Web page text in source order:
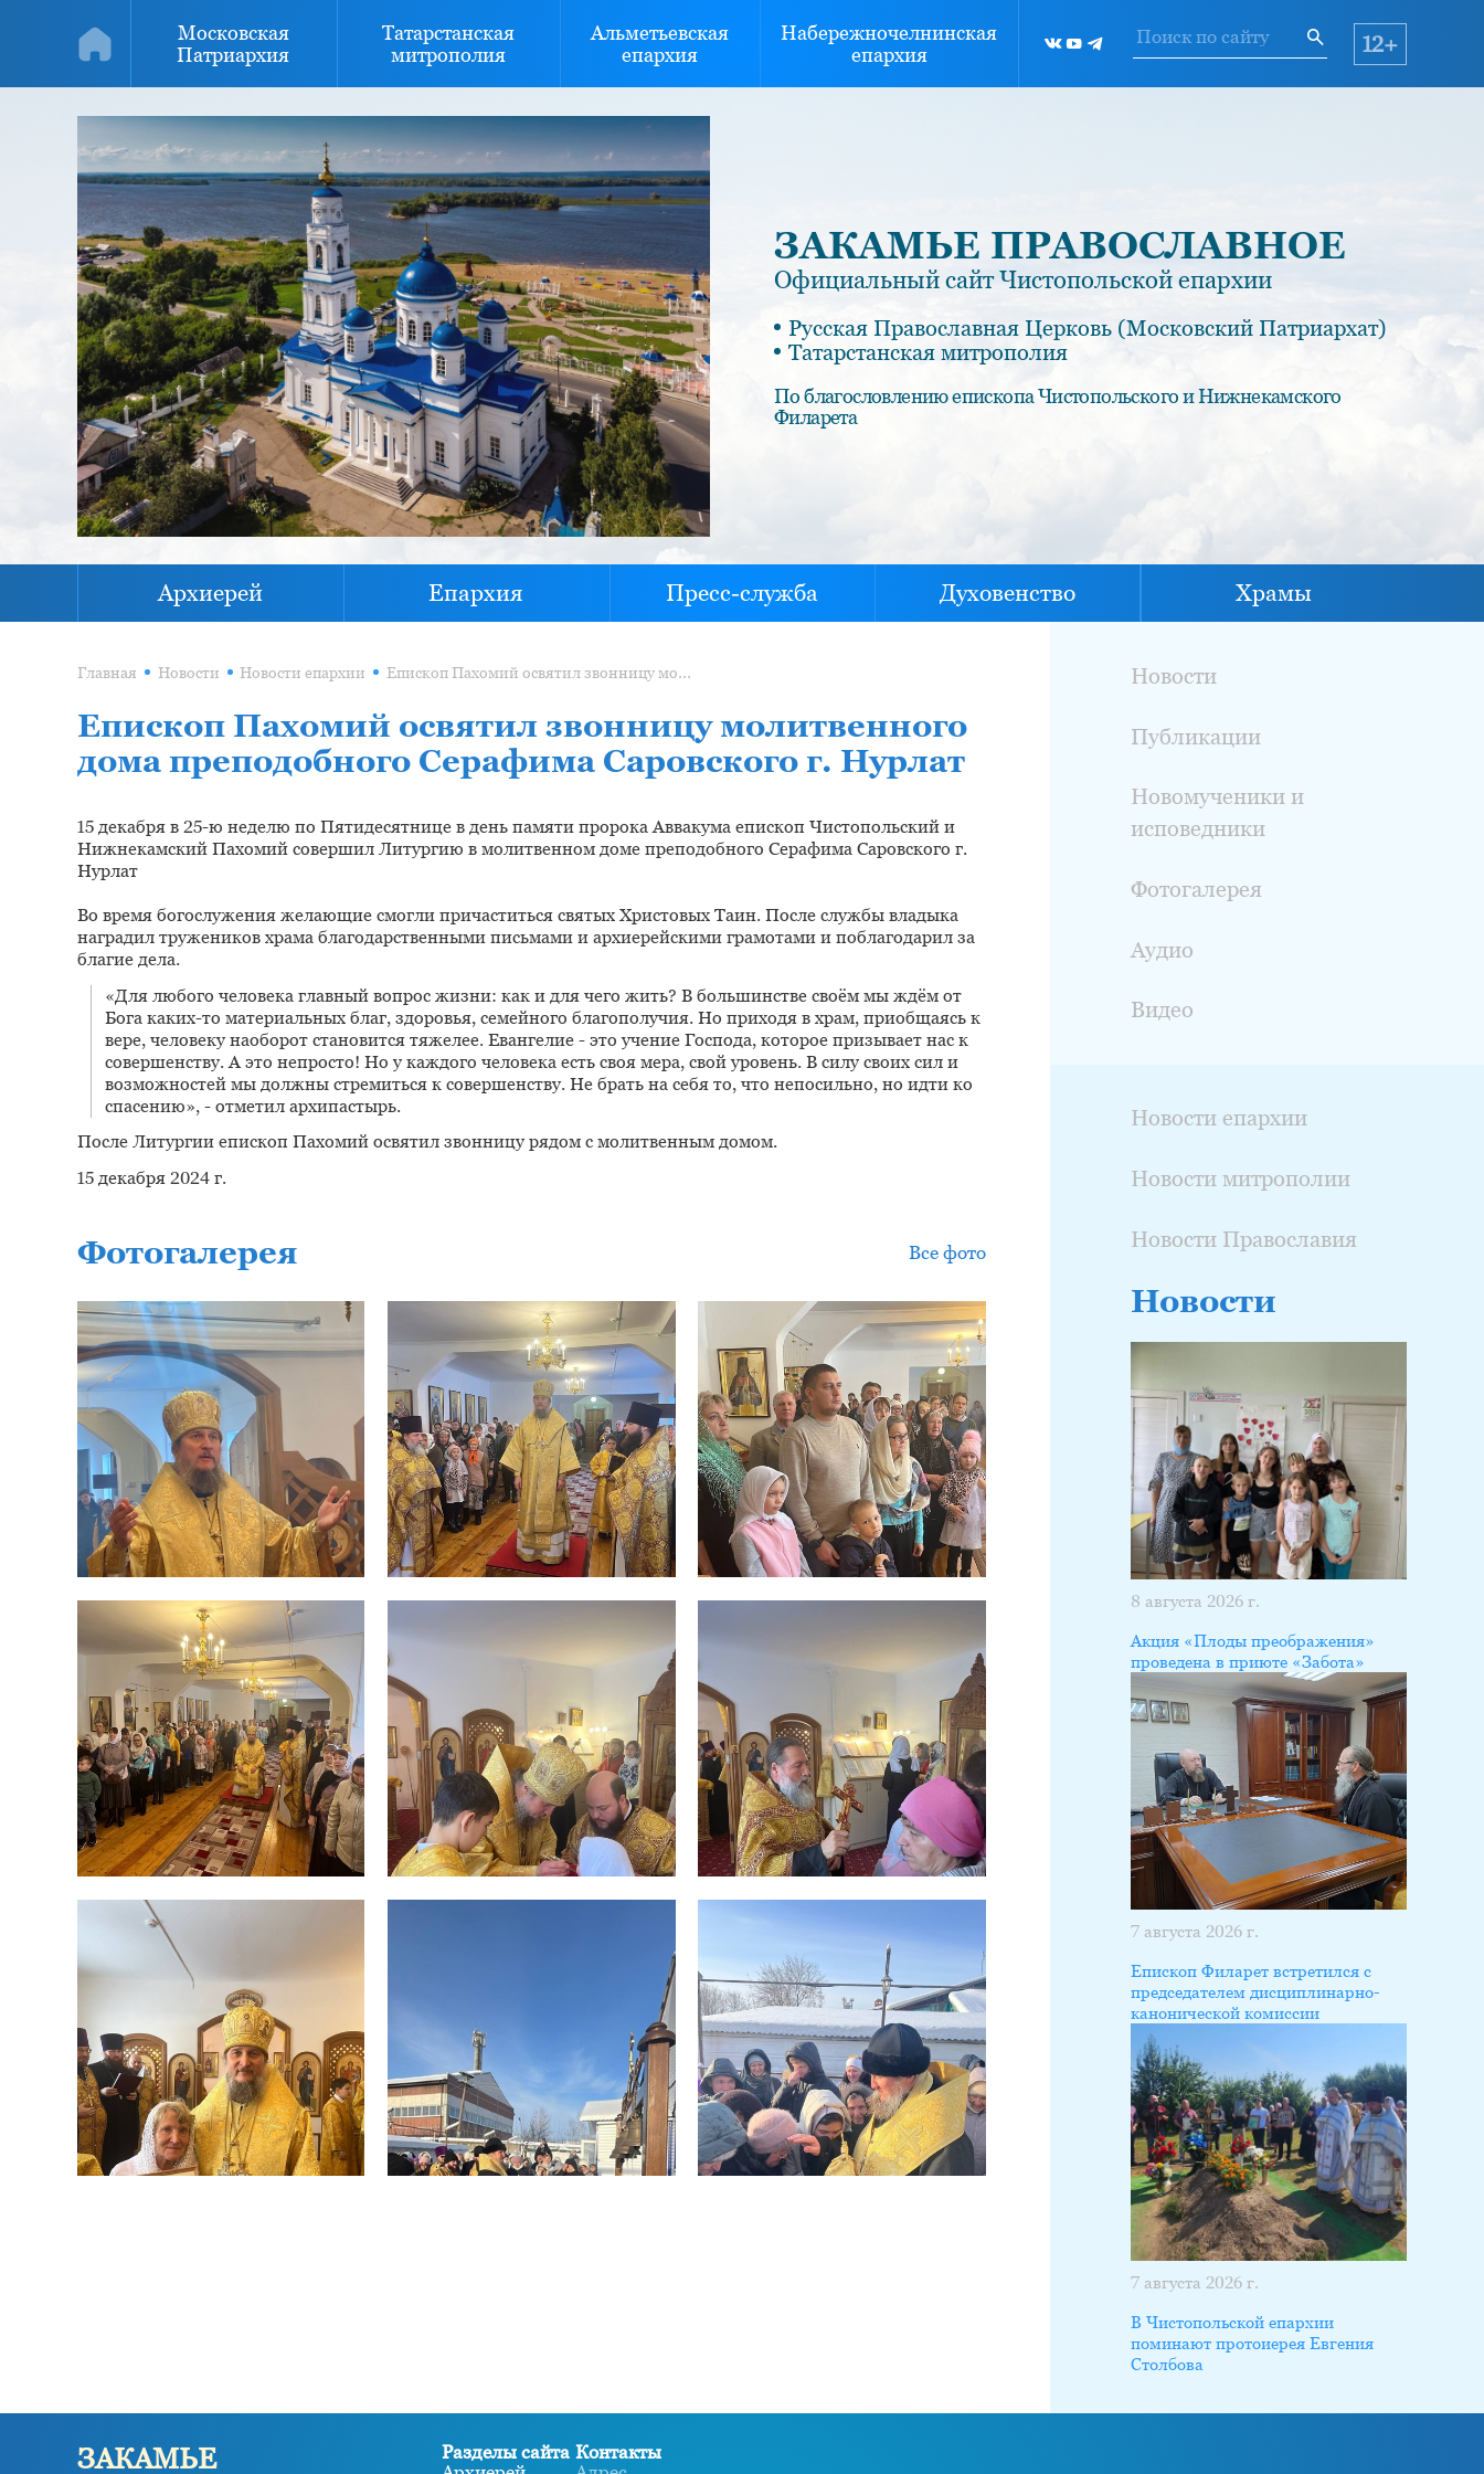
Московская
Патриархия
Татарстанская
митрополия
Альметьевская
епархия
Набережночелнинская
епархия
12+
ЗАКАМЬЕ ПРАВОСЛАВНОЕ
Официальный сайт Чистопольской епархии
Русская Православная Церковь (Московский Патриархат)
Татарстанская митрополия
По благословлению епископа Чистопольского и Нижнекамского
Филарета
Архиерей Епархия Пресс-служба Духовенство Храмы
Главная Новости Новости епархии Епископ Пахомий освятил звонницу молитвенного дома преподобного Серафима Саровского г. Нурлат
Епископ Пахомий освятил звонницу молитвенного
дома преподобного Серафима Саровского г. Нурлат
15 декабря в 25-ю неделю по Пятидесятнице в день памяти пророка Аввакума епископ Чистопольский и
Нижнекамский Пахомий совершил Литургию в молитвенном доме преподобного Серафима Саровского г.
Нурлат
Во время богослужения желающие смогли причаститься святых Христовых Таин. После службы владыка
наградил тружеников храма благодарственными письмами и архиерейскими грамотами и поблагодарил за
благие дела.
«Для любого человека главный вопрос жизни: как и для чего жить? В большинстве своём мы ждём от
Бога каких-то материальных благ, здоровья, семейного благополучия. Но приходя в храм, приобщаясь к
вере, человеку наоборот становится тяжелее. Евангелие - это учение Господа, которое призывает нас к
совершенству. А это непросто! Но у каждого человека есть своя мера, свой уровень. В силу своих сил и
возможностей мы должны стремиться к совершенству. Не брать на себя то, что непосильно, но идти ко
спасению», - отметил архипастырь.
После Литургии епископ Пахомий освятил звонницу рядом с молитвенным домом.
15 декабря 2024 г.
Фотогалерея Все фото
Новости
Публикации
Новомученики и
исповедники
Фотогалерея
Аудио
Видео
Новости епархии
Новости митрополии
Новости Православия
Новости
8 августа 2026 г.
Акция «Плоды преображения»
проведена в приюте «Забота»
7 августа 2026 г.
Епископ Филарет встретился с
председателем дисциплинарно-
канонической комиссии
7 августа 2026 г.
В Чистопольской епархии
поминают протоиерея Евгения
Столбова
ЗАКАМЬЕ
Разделы сайта Контакты